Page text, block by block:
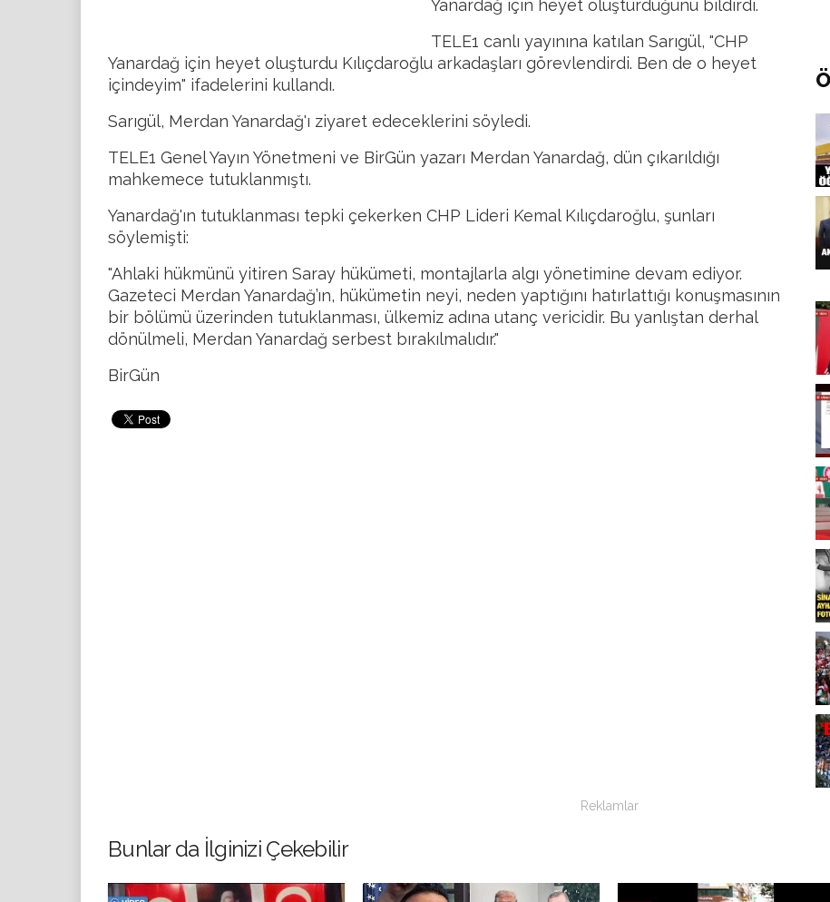
Yanardağ için heyet oluşturduğunu bildirdi.
TELE1 canlı yayınına katılan Sarıgül, "CHP
Yanardağ için heyet oluşturdu Kılıçdaroğlu arkadaşları görevlendirdi. Ben de o heyet
içindeyim" ifadelerini kullandı.
Sarıgül, Merdan Yanardağ'ı ziyaret edeceklerini söyledi.
TELE1 Genel Yayın Yönetmeni ve BirGün yazarı Merdan Yanardağ, dün çıkarıldığı
mahkemece tutuklanmıştı.
Yanardağ'ın tutuklanması tepki çekerken CHP Lideri Kemal Kılıçdaroğlu, şunları
söylemişti:
"Ahlaki hükmünü yitiren Saray hükümeti, montajlarla algı yönetimine devam ediyor.
Gazeteci Merdan Yanardağ’ın, hükümetin neyi, neden yaptığını hatırlattığı konuşmasının
bir bölümü üzerinden tutuklanması, ülkemiz adına utanç vericidir. Bu yanlıştan derhal
dönülmeli, Merdan Yanardağ serbest bırakılmalıdır."
BirGün
Reklamlar
Bunlar da İlginizi Çekebilir